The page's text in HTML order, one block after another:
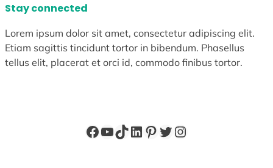
Stay connected
Lorem ipsum dolor sit amet, consectetur adipiscing elit.
Etiam sagittis tincidunt tortor in bibendum. Phasellus
tellus elit, placerat et orci id, commodo finibus tortor.
Facebook
YouTube
TikTok
LinkedIn
Pinterest
X Instagram